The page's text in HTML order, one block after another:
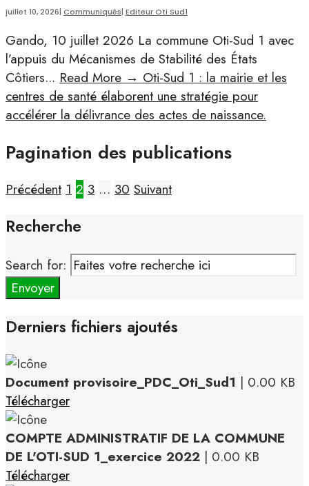
juillet 10, 2026| Communiqués| Editeur Oti Sud1
Gando, 10 juillet 2026 La commune Oti-Sud 1 avec
l’appuis du Mécanismes de Stabilité des États
Côtiers... Read More → Oti-Sud 1 : la mairie et les
centres de santé élaborent une stratégie pour
accélérer la délivrance des actes de naissance.
Pagination des publications
Précédent 1 2 3 … 30 Suivant
Recherche
Search for:
Envoyer
Derniers fichiers ajoutés
Document provisoire_PDC_Oti_Sud1 | 0.00 KB
Télécharger
COMPTE ADMINISTRATIF DE LA COMMUNE
DE L'OTI-SUD 1_exercice 2022 | 0.00 KB
Télécharger